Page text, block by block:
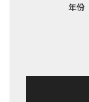
年份